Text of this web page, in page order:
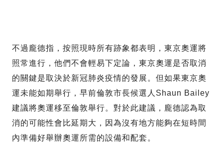
不過龐德指，按照現時所有跡象都表明，東京奧運將
照常進行，他們不會輕易下定論，東京奧運是否取消
的關鍵是取決於新冠肺炎疫情的發展。但如果東京奧
運未能如期舉行，早前倫敦市長候選人Shaun Bailey
建議將奧運移至倫敦舉行。對於此建議，龐德認為取
消的可能性會比延期大，因為沒有地方能夠在短時間
內準備好舉辦奧運所需的設備和配套。